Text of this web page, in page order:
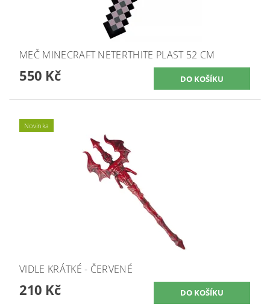
MEČ MINECRAFT NETERTHITE PLAST 52 CM
550 Kč
Novinka
VIDLE KRÁTKÉ - ČERVENÉ
210 Kč